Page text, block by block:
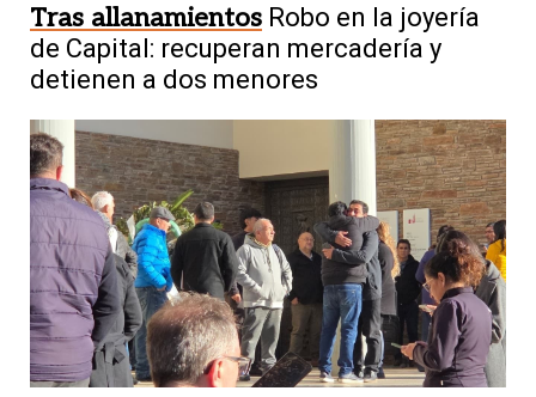
Tras allanamientos Robo en la joyería
de Capital: recuperan mercadería y
detienen a dos menores